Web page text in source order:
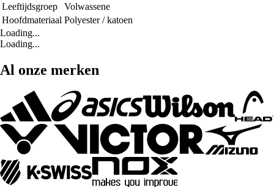
Leeftijdsgroep
Volwassene
Hoofdmateriaal Polyester / katoen
Loading...
Loading...
Al onze merken